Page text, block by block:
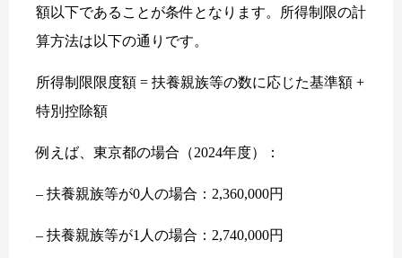
額以下であることが条件となります。所得制限の計
算方法は以下の通りです。
所得制限限度額 = 扶養親族等の数に応じた基準額 +
特別控除額
例えば、東京都の場合（2024年度）：
– 扶養親族等が0人の場合：2,360,000円
– 扶養親族等が1人の場合：2,740,000円